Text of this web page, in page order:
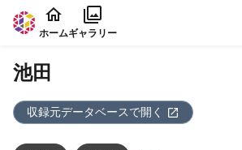
本文に飛ぶ
ホームギャラリー
池田
収録元データベースで開く